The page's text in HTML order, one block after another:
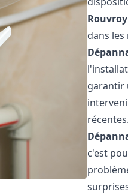
Rouvroy
dans
garantir
c'est